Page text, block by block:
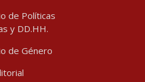
de Políticas
y DD.HH.
de Género